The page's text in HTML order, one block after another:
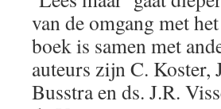
van de omgang met
boek is samen met
auteurs zijn C.
Busstra en ds. J.R.